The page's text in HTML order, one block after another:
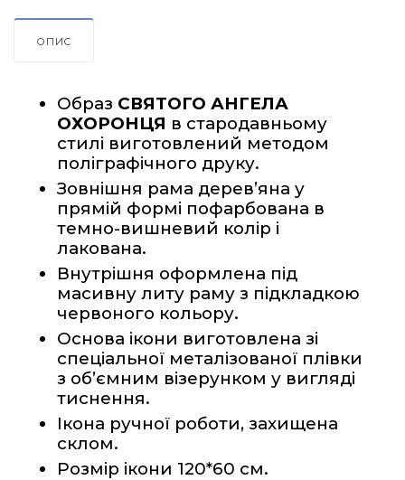
ОПИС
Образ
ОХОРОНЦЯ в стародавньому
стилі виготовлений методом
поліграфічного друку.
Зовнішня рама дерев’яна у
прямій формі пофарбована в
темно-вишневий колір і
лакована.
Внутрішня оформлена під
масивну литу раму з підкладкою
червоного кольору.
Основа ікони виготовлена зі
спеціальної металізованої плівки
з об’ємним візерунком у вигляді
тиснення.
Ікона ручної роботи, захищена
склом.
Розмір ікони 120*60 см.